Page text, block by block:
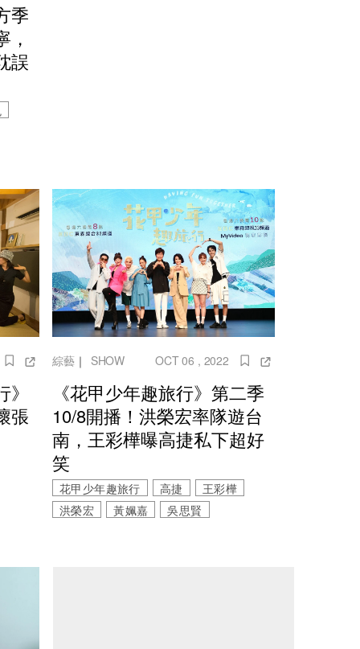
季
，
誤
張
綜藝 ｜ SHOW OCT 06 , 2022
《花甲少年趣旅行》第二季
10/8開播！洪榮宏率隊遊台
南，王彩樺曝高捷私下超好
笑
花甲少年趣旅行 高捷
王彩樺
洪榮宏
黃姵嘉 吳思賢